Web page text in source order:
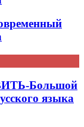
Большой
языка